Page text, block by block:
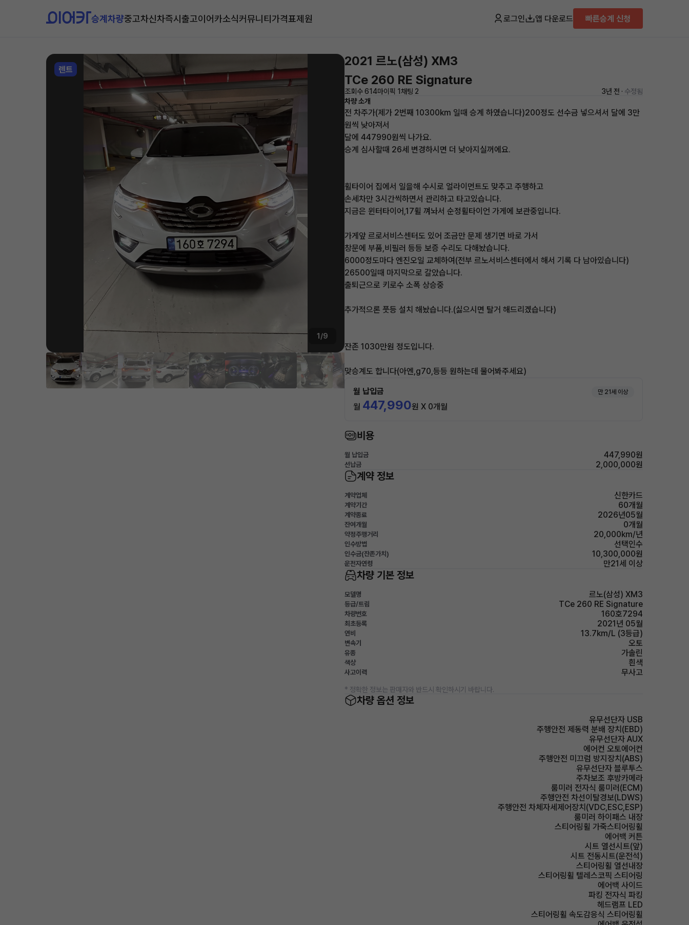
승계차량중고차신차즉시출고이어카소식커뮤니티가격표제원 로그인 앱 다운로드 빠른승계 신청
렌트
1/9
2021 르노(삼성) XM3
TCe 260 RE Signature
조회수 614마이픽 1채팅 2 3년 전 · 수정됨
차량 소개
전 차주가(제가 2번째 10300km 일때 승계 하였습니다)200정도 선수금 넣으셔서 달에 3만
원씩 낮아져서
달에 447990원씩 나가요.
승계 심사할때 26세 변경하시면 더 낮아지실꺼에요.
휠타이어 집에서 일을해 수시로 얼라이먼트도 맞추고 주행하고
손세차만 3시간씩하면서 관리하고 타고있습니다.
지금은 윈터타이어,17휠 껴놔서 순정휠타이언 가게에 보관중입니다.
가게앞 르로서비스센터도 있어 조금만 문제 생기면 바로 가서
창문에 부품,비필러 등등 보증 수리도 다해놨습니다.
6000정도마다 엔진오일 교체하여(전부 르노서비스센터에서 해서 기록 다 남아있습니다)
26500일때 마지막으로 갈았습니다.
출퇴근으로 키로수 소폭 상승중
추가적으론 풋등 설치 해놨습니다.(싫으시면 탈거 해드리겠습니다)
잔존 1030만원 정도입니다.
맞승계도 합니다(아엔,g70,등등 원하는데 물어봐주세요)
월 납입금 만 21세 이상
월 447,990원 X 0개월
비용
월 납입금 447,990원
선납금 2,000,000원
계약 정보
계약업체 신한카드
계약기간 60개월
계약종료 2026년05월
잔여개월 0개월
약정주행거리 20,000km/년
인수방법 선택인수
인수금(잔존가치) 10,300,000원
운전자연령 만21세 이상
차량 기본 정보
모델명 르노(삼성) XM3
등급/트림 TCe 260 RE Signature
차량번호 160호7294
최초등록 2021년 05월
연비 13.7km/L (3등급)
변속기 오토
유종 가솔린
색상 흰색
사고이력 무사고
* 정확한 정보는 판매자와 반드시 확인하시기 바랍니다.
차량 옵션 정보
유무선단자 USB
주행안전 제동력 분배 장치(EBD)
유무선단자 AUX
에어컨 오토에어컨
주행안전 미끄럼 방지장치(ABS)
유무선단자 블루투스
주차보조 후방카메라
룸미러 전자식 룸미러(ECM)
주행안전 차선이탈경보(LDWS)
주행안전 차체자세제어장치(VDC,ESC,ESP)
룸미러 하이패스 내장
스티어링휠 가죽스티어링휠
에어백 커튼
시트 열선시트(앞)
시트 전동시트(운전석)
스티어링휠 열선내장
스티어링휠 텔레스코픽 스티어링
에어백 사이드
파킹 전자식 파킹
헤드램프 LED
스티어링휠 속도감응식 스티어링휠